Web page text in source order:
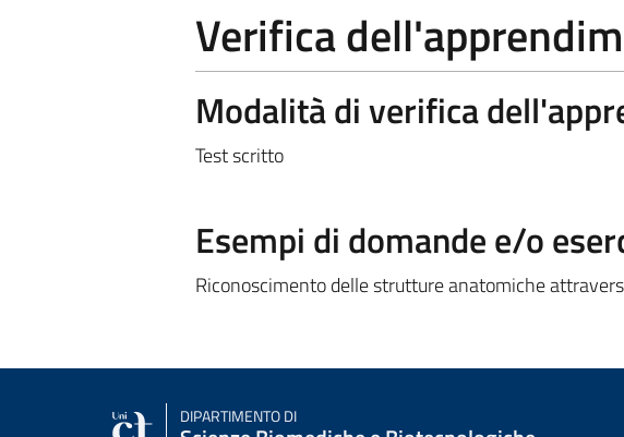
Verifica
Modalità di verifica
Test scritto
Esempi di domande e/o
Riconoscimento delle strutture anatomiche
DIPARTIMENTO DI